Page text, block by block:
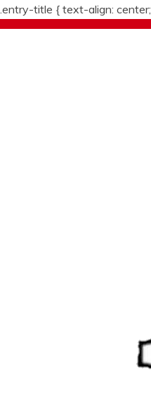
.entry-title { text-align: center;
Skip